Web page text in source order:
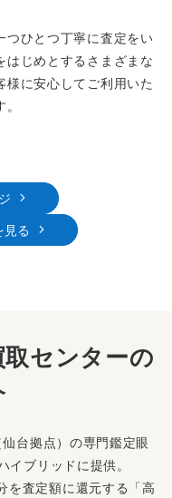
つひとつ丁寧に査定をい
はじめとするさまざまな
様に安心してご利用いた
見る
センターの
台拠点）の専門鑑定眼
イブリッドに提供。
を査定額に還元する「高